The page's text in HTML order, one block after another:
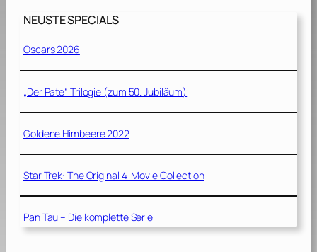
NEUSTE SPECIALS
Oscars 2026
„Der Pate“ Trilogie (zum 50. Jubiläum)
Goldene Himbeere 2022
Star Trek: The Original 4-Movie Collection
Pan Tau – Die komplette Serie